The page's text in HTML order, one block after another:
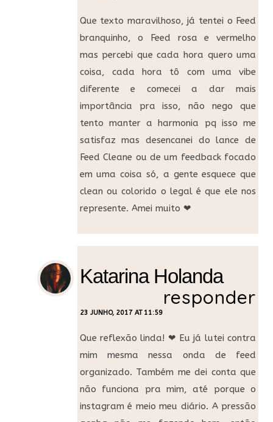
Que texto maravilhoso, já tentei o Feed
branquinho, o Feed rosa e vermelho
mas percebi que cada hora quero uma
coisa, cada hora tô com uma vibe
diferente e comecei a dar mais
importância pra isso, não nego que
tento manter a harmonia pq isso me
satisfaz mas desencanei do lance de
Feed Cleane ou de um feedback focado
em uma coisa só, a gente esquece que
clean ou colorido o legal é que ele nos
represente. Amei muito ❤
Katarina Holanda
23 JUNHO, 2017 AT 11:59
responder
Que reflexão linda! ❤ Eu já lutei contra
mim mesma nessa onda de feed
organizado. Também me dei conta que
não funciona pra mim, até porque o
instagram é meio meu diário. A pressão